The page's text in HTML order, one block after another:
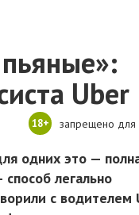
Uber
18+ запрещено для
одних это —
легально
с водителем